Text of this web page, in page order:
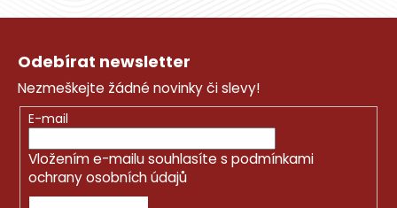
Odebírat newsletter
Nezmeškejte žádné novinky či slevy!
E-mail
Vložením e-mailu souhlasíte s podmínkami
ochrany osobních údajů